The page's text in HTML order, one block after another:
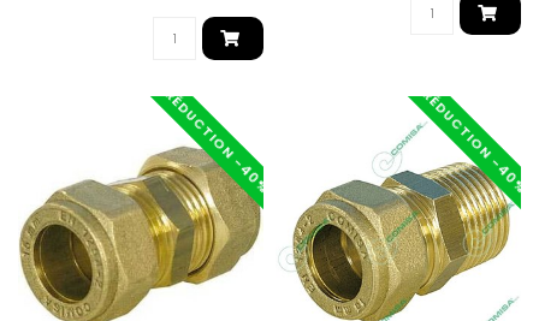
RÉDUCTION -40% RÉDUCTION -40%